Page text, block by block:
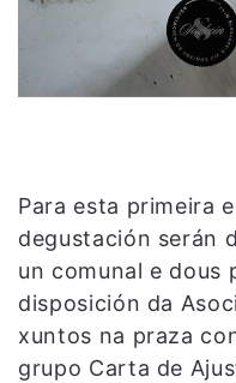
Para esta primeira
degustación serán
un comunal e dous
disposición da
xuntos na praza
grupo Carta de